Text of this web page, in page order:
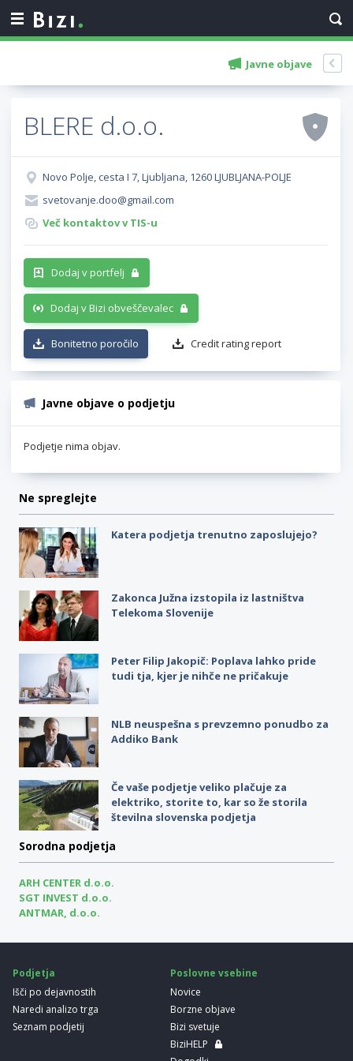
Javne objave
BLERE d.o.o.
Novo Polje, cesta I 7, Ljubljana, 1260 LJUBLJANA-POLJE
svetovanje.doo@gmail.com
Več kontaktov v TIS-u
Dodaj v portfelj
Dodaj v Bizi obveščevalec
Bonitetno poročilo Credit rating report
Javne objave o podjetju
Podjetje nima objav.
Ne spreglejte
Katera podjetja trenutno zaposlujejo?
Zakonca Južna izstopila iz lastništva
Telekoma Slovenije
Peter Filip Jakopič: Poplava lahko pride
tudi tja, kjer je nihče ne pričakuje
NLB neuspešna s prevzemno ponudbo za
Addiko Bank
Če vaše podjetje veliko plačuje za
elektriko, storite to, kar so že storila
številna slovenska podjetja
Sorodna podjetja
ARH CENTER d.o.o.
SGT INVEST d.o.o.
ANTMAR, d.o.o.
Podjetja
Išči po dejavnostih
Naredi analizo trga
Seznam podjetij
Poslovne vsebine
Novice
Borzne objave
Bizi svetuje
BiziHELP